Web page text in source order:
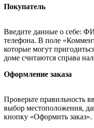
Покупатель
Введите данные о себе:
телефона. В поле
которые могут
доме считаются справа
Оформление заказа
Проверьте правильность
выбор местоположения,
кнопку «Оформить заказ».